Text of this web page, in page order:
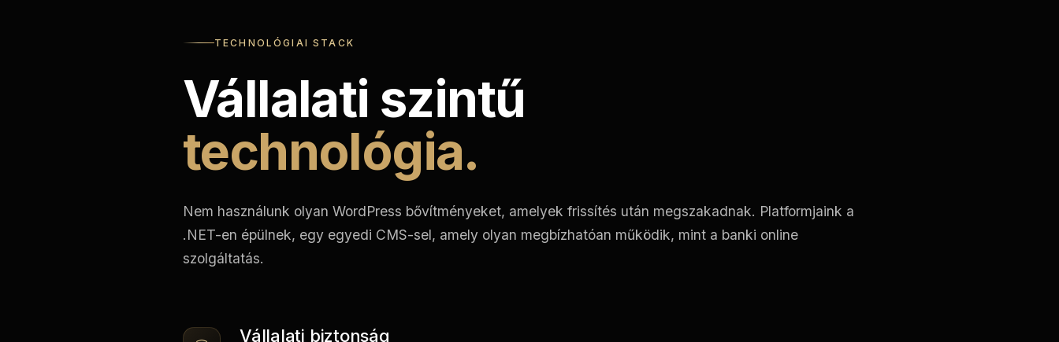
TECHNOLÓGIAI STACK
Vállalati szintű
technológia.
Nem használunk olyan WordPress bővítményeket, amelyek frissítés után megszakadnak. Platformjaink a
.NET-en épülnek, egy egyedi CMS-sel, amely olyan megbízhatóan működik, mint a banki online
szolgáltatás.
Vállalati biztonság